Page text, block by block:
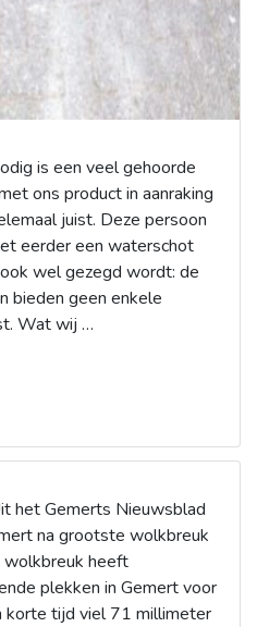
is een veel gehoorde
ons product in aanraking
juist. Deze persoon
eerder een waterschot
wel gezegd wordt: de
bieden geen enkele
Wat wij …
het Gemerts Nieuwsblad
na grootste wolkbreuk
wolkbreuk heeft
plekken in Gemert voor
korte tijd viel 71 millimeter